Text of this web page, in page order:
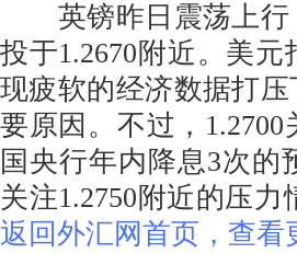
英镑昨日震荡上行
投于1.2670附近。美
现疲软的经济数据打
要原因。不过，
国央行年内降息3次的
关注1.2750附近的压
返回外汇网首页，查看